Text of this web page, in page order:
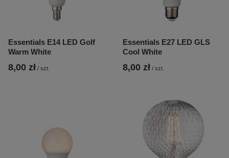
Essentials E14 LED Golf
Warm White
8,00 zł / szt.
Essentials E27 LED GLS
Cool White
8,00 zł / szt.